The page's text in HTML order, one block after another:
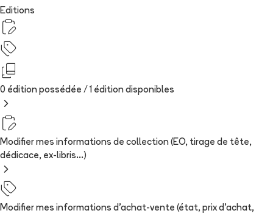
Editions
0 édition possédée / 1 édition disponibles
Modifier mes informations de collection (EO, tirage de tête,
dédicace, ex-libris...)
Modifier mes informations d'achat-vente (état, prix d'achat,